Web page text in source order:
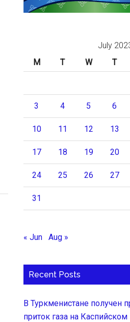
July
M
T W T
3 4 5 6
10 11 12 13
17 18 19 20
24 25 26 27
31
« Jun Aug »
Recent Posts
В Туркменистане
приток газа на